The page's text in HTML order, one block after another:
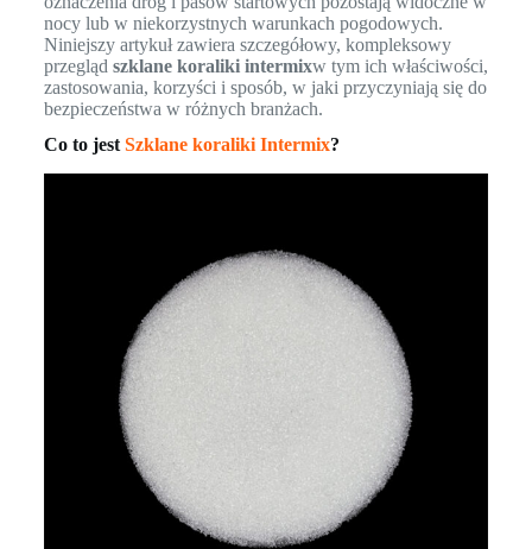
nocy lub w niekorzystnych warunkach pogodowych.
Niniejszy artykuł zawiera szczegółowy, kompleksowy
przegląd szklane koraliki intermixw tym ich właściwości,
zastosowania, korzyści i sposób, w jaki przyczyniają się do
bezpieczeństwa w różnych branżach.
Co to jest Szklane koraliki Intermix?